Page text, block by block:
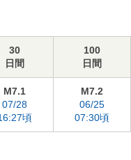
30
日間
100
日間
M7.1
07/28
頃
M7.2
06/25
07:30頃